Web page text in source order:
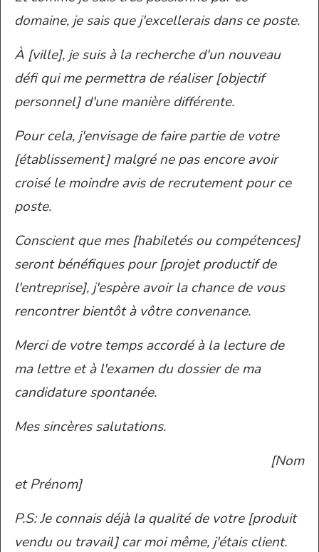
domaine, je sais que j'excellerais dans ce poste.
À [ville], je suis à la recherche d'un nouveau
défi qui me permettra de réaliser [objectif
personnel] d'une manière différente.
Pour cela, j'envisage de faire partie de votre
[établissement] malgré ne pas encore avoir
croisé le moindre avis de recrutement pour ce
poste.
Conscient que mes [habiletés ou compétences]
seront bénéfiques pour [projet productif de
l'entreprise], j'espère avoir la chance de vous
rencontrer bientôt à vôtre convenance.
Merci de votre temps accordé à la lecture de
ma lettre et à l'examen du dossier de ma
candidature spontanée.
Mes sincères salutations.
[Nom
et Prénom]
P.S: Je connais déjà la qualité de votre [produit
vendu ou travail] car moi même, j'étais client.